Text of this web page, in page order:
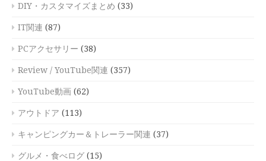
DIY・カスタマイズまとめ (33)
IT関連 (87)
PCアクセサリー (38)
Review / YouTube関連 (357)
YouTube動画 (62)
アウトドア (113)
キャンピングカー＆トレーラー関連 (37)
グルメ・食べログ (15)